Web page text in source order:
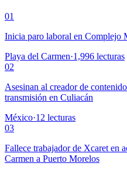
01
Inicia paro laboral en Complejo
Playa del Carmen·1,996 lecturas
02
Asesinan al creador de
transmisión en Culiacán
México·12 lecturas
03
Fallece trabajador de Xcaret en
Carmen a Puerto Morelos